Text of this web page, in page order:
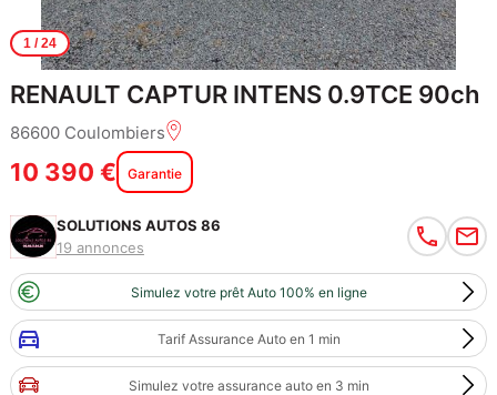
1/ 24
RENAULT CAPTUR INTENS 0.9TCE 90ch
86600 Coulombiers
10 390 € Garantie
SOLUTIONS AUTOS 86
19 annonces
Simulez votre prêt Auto 100% en ligne
Tarif Assurance Auto en 1 min
Simulez votre assurance auto en 3 min